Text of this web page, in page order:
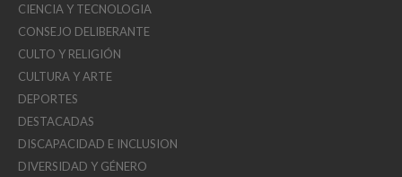
CIENCIA Y TECNOLOGIA
CONSEJO DELIBERANTE
CULTO Y RELIGIÓN
CULTURA Y ARTE
DEPORTES
DESTACADAS
DISCAPACIDAD E INCLUSION
DIVERSIDAD Y GÉNERO